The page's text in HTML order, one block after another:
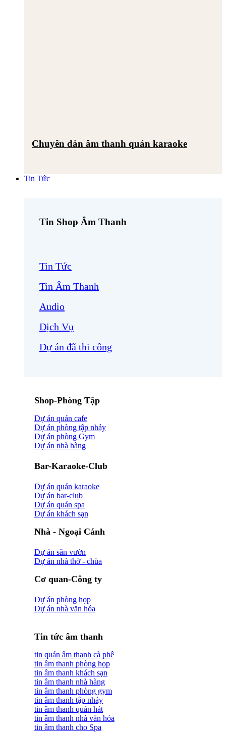
Chuyên dàn âm thanh quán karaoke
Tin Tức
Tin Shop Âm Thanh
Tin Tức
Tin Âm Thanh
Audio
Dịch Vụ
Dự án đã thi công
Shop-Phòng Tập
Dự án quán cafe
Dự án phòng tập nhảy
Dự án phòng Gym
Dự án nhà hàng
Bar-Karaoke-Club
Dự án quán karaoke
Dự án bar-club
Dự án quán spa
Dự án khách sạn
Nhà - Ngoại Cảnh
Dự án sân vườn
Dự án nhà thờ - chùa
Cơ quan-Công ty
Dự án phòng họp
Dự án nhà văn hóa
Tin tức âm thanh
tin quán âm thanh cà phê
tin âm thanh phòng họp
tin âm thanh khách sạn
tin âm thanh nhà hàng
tin âm thanh phòng gym
tin âm thanh tập nhảy
tin âm thanh quán hát
tin âm thanh nhà văn hóa
tin âm thanh cho Spa